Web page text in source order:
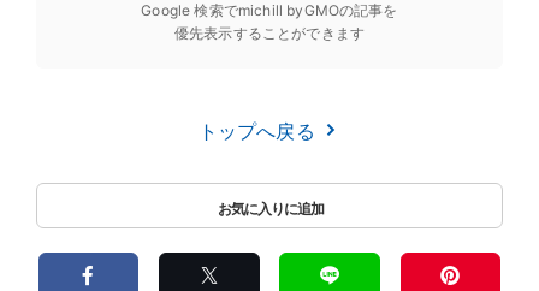
Google 検索でmichill byGMOの記事を
優先表示することができます
トップへ戻る